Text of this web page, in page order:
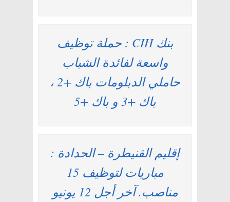
بنك CIH : حملة توظيف
واسعة لفائدة الشباب
حاملي الدبلومات باك +2 ،
باك +3 و باك +5
إقليم القنيطرة – الحدادة :
مباريات لتوظيف 15
مناصب. آخر أجل 12 يونيو